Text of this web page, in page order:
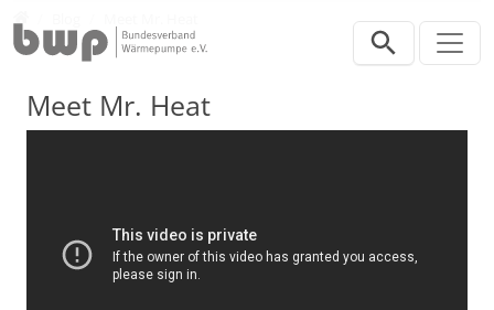
Meet Mr. Heat